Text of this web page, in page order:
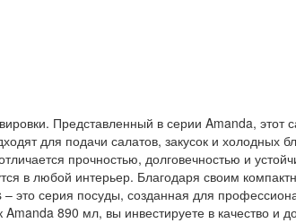
Представленный в серии Amanda, этот
для подачи салатов, закусок и холодных
прочностью, долговечностью и
в любой интерьер. Благодаря своим
это серия посуды, созданная для
890 мл, вы инвестируете в качество и